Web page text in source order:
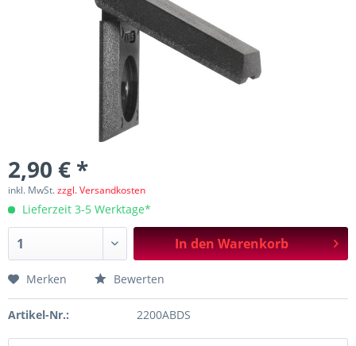
2,90 € *
inkl. MwSt.zzgl. Versandkosten
Lieferzeit 3-5 Werktage*
In denWarenkorb
Merken Bewerten
Artikel-Nr.: 2200ABDS